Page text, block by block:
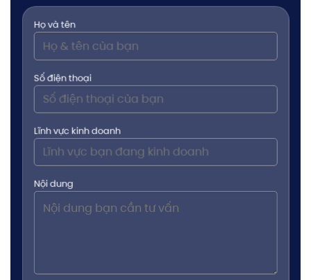
Họ và tên
Số điện thoại
Lĩnh vực kinh doanh
Nội dung